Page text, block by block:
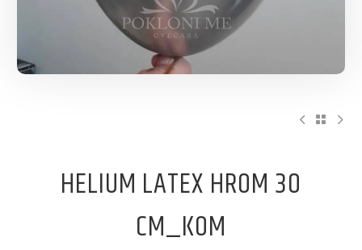
HELIUM LATEX HROM 30
CM_KOM